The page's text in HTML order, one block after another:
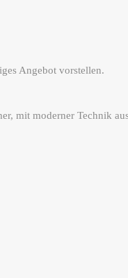
Angebot vorstellen.
mit moderner Technik